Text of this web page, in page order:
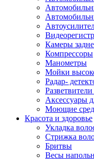
Камеры
Компрессоры
Манометры
Мойки
Радар-
Аксессуары
Моющие
Красота и здоровье
Укладка
Стрижка
Бритвы
Весы